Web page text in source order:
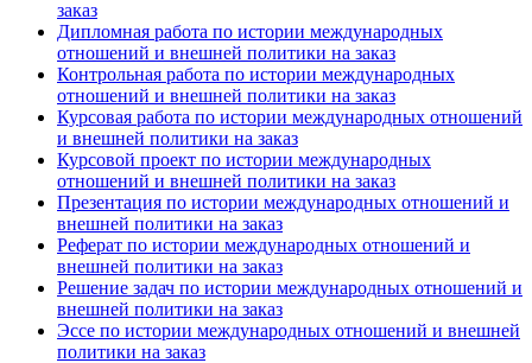
заказ
Дипломная работа по истории международных
отношений и внешней политики на заказ
Контрольная работа по истории международных
отношений и внешней политики на заказ
Курсовая работа по истории международных отношений
и внешней политики на заказ
Курсовой проект по истории международных
отношений и внешней политики на заказ
Презентация по истории международных отношений и
внешней политики на заказ
Реферат по истории международных отношений и
внешней политики на заказ
Решение задач по истории международных отношений и
внешней политики на заказ
Эссе по истории международных отношений и внешней
политики на заказ